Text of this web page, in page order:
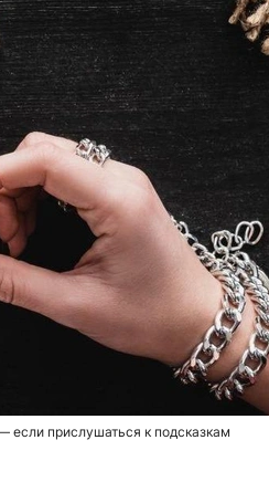
если прислушаться к подсказкам